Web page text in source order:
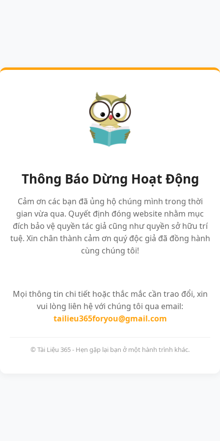
Thông Báo Dừng Hoạt Động
Cảm ơn các bạn đã ủng hộ chúng mình trong thời
gian vừa qua. Quyết định đóng website nhằm mục
đích bảo vệ quyền tác giả cũng như quyền sở hữu trí
tuệ. Xin chân thành cảm ơn quý độc giả đã đồng hành
cùng chúng tôi!
Mọi thông tin chi tiết hoặc thắc mắc cần trao đổi, xin
vui lòng liên hệ với chúng tôi qua email:
tailieu365foryou@gmail.com
© Tài Liệu 365 - Hẹn gặp lại bạn ở một hành trình khác.